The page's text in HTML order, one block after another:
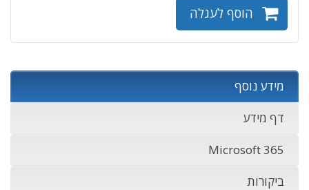
הוסף לעגלה
מידע נוסף
דף מידע
Microsoft 365
ביקורות